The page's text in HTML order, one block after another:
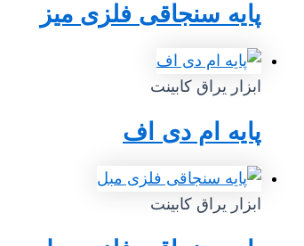
پایه سنجاقی فلزی میز
ابزار یراق کابینت
پایه ام دی اف
ابزار یراق کابینت